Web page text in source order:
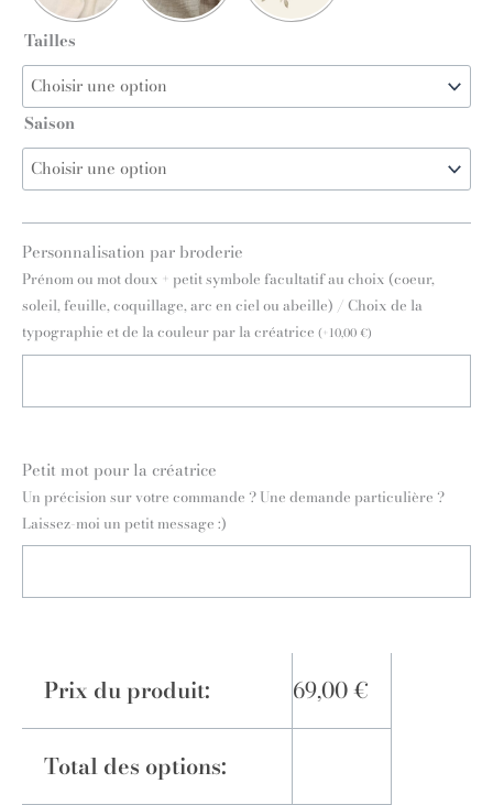
Tailles
Saison
Personnalisation par broderie
Prénom ou mot doux + petit symbole facultatif au choix (coeur,
soleil, feuille, coquillage, arc en ciel ou abeille) / Choix de la
typographie et de la couleur par la créatrice (+ 10,00 €)
Petit mot pour la créatrice
Un précision sur votre commande ? Une demande particulière ?
Laissez-moi un petit message :)
Prix du produit: 69,00€
Total des options: